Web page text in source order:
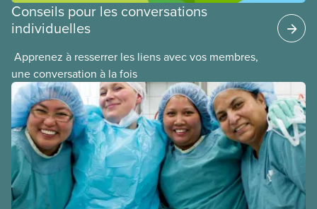
Conseils pour les conversations
individuelles
​ Apprenez à resserrer les liens avec vos membres,
une conversation à la fois